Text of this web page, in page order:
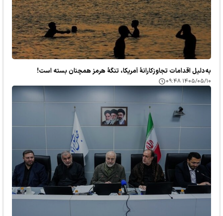
به‌دلیل اقدامات تجاوزکارانهٔ آمریکا، تنگهٔ هرمز همچنان بسته است!
۱۴۰۵/۰۵/۱۰ ۰۹:۴۸